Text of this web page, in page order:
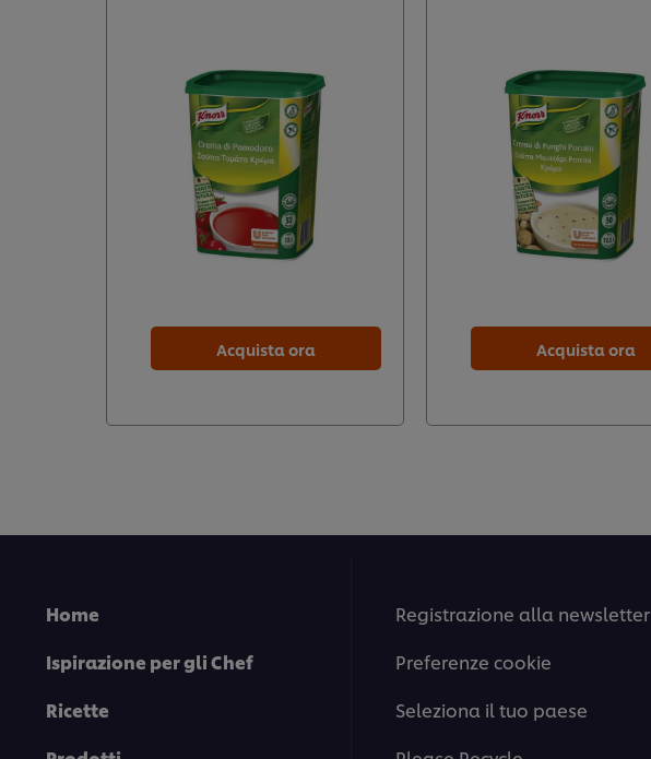
Acquista ora Acquista ora
Home
Ispirazione per gli Chef
Ricette
Registrazione alla newsletter
Preferenze cookie
Seleziona il tuo paese